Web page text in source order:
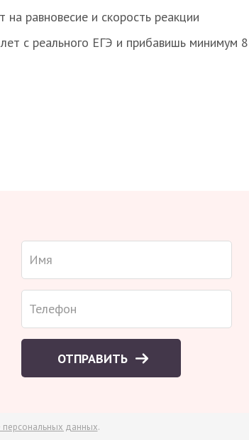
равновесие и скорость реакции
с реального ЕГЭ и прибавишь минимум
ОТПРАВИТЬ
данных.